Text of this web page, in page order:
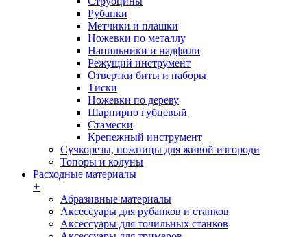
Рубанки
Метчики и плашки
Ножевки по металлу
Напильники и надфили
Режущий инструмент
Отвертки биты и наборы
Тиски
Ножевки по дереву
Шарнирно губцевый
Стамески
Крепежный инструмент
Сучкорезы, ножницы для живой изгороди
Топоры и колуны
Расходные материалы
+
Абразивные материалы
Аксессуары для рубанков и станков
Аксессуары для точильных станков